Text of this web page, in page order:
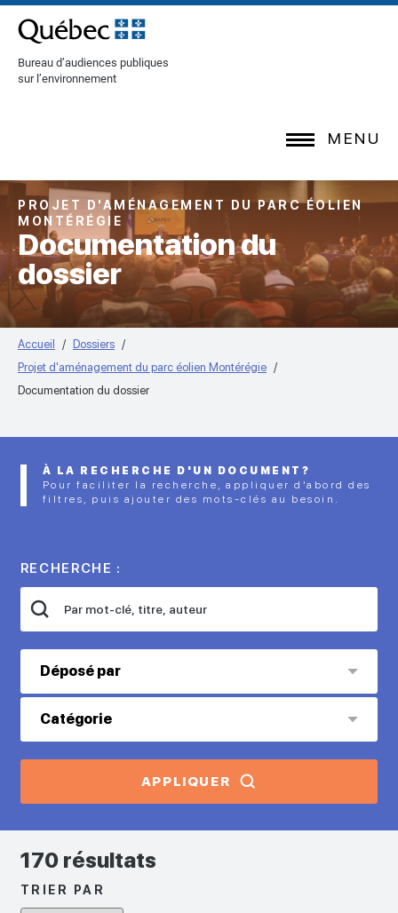
[Common.SkipToContent]
Bureau d’audiences publiques
sur l’environnement
MENU
PROJET D'AMÉNAGEMENT DU PARC ÉOLIEN
MONTÉRÉGIE
Documentation du
dossier
Accueil
Dossiers
Projet d'aménagement du parc éolien Montérégie
Documentation du dossier
À LA RECHERCHE D'UN DOCUMENT?
Pour faciliter la recherche, appliquer d’abord des
filtres, puis ajouter des mots-clés au besoin.
RECHERCHE :
Déposé par
Catégorie
APPLIQUER
170 résultats
TRIER PAR